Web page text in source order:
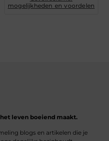
mogelijkheden en voordelen
leven boeiend maakt.
blogs en artikelen die je